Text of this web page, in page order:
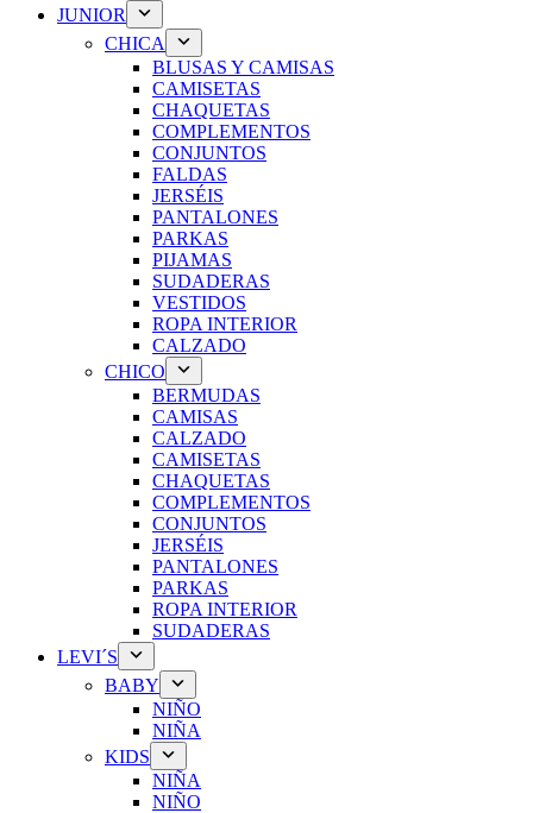
JUNIOR
CHICA
BLUSAS Y CAMISAS
CAMISETAS
CHAQUETAS
COMPLEMENTOS
CONJUNTOS
FALDAS
JERSÉIS
PANTALONES
PARKAS
PIJAMAS
SUDADERAS
VESTIDOS
ROPA INTERIOR
CALZADO
CHICO
BERMUDAS
CAMISAS
CALZADO
CAMISETAS
CHAQUETAS
COMPLEMENTOS
CONJUNTOS
JERSÉIS
PANTALONES
PARKAS
ROPA INTERIOR
SUDADERAS
LEVI´S
BABY
NIÑO
NIÑA
KIDS
NIÑA
NIÑO